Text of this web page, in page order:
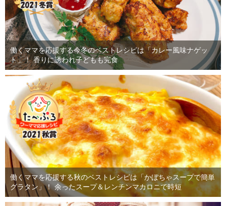
働くママを応援する今冬のベストレシピは「カレー風味ナゲッ
ト」！ 香りに誘われ子どもも完食
働くママを応援する秋のベストレシピは「かぼちゃスープで簡単
グラタン」！ 余ったスープ＆レンチンマカロニで時短